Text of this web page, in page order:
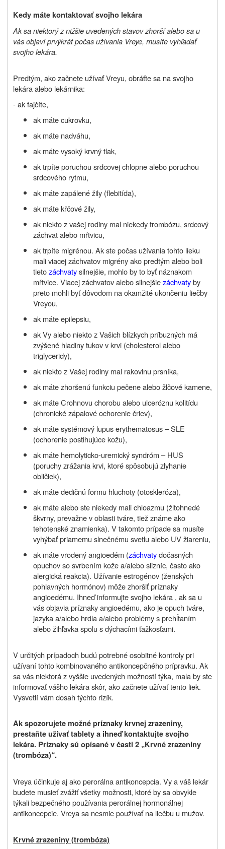
Kedy máte kontaktovať svojho lekára
Ak sa niektorý z nižšie uvedených stavov zhorší alebo sa u
vás objaví prvýkrát počas užívania Vreye, musíte vyhľadať
svojho lekára.
Predtým, ako začnete užívať Vreyu, obráťte sa na svojho
lekára alebo lekárnika:
- ak fajčíte,
ak máte cukrovku,
ak máte nadváhu,
ak máte vysoký krvný tlak,
ak trpíte poruchou srdcovej chlopne alebo poruchou
srdcového rytmu,
ak máte zapálené žily (flebitída),
ak máte kŕčové žily,
ak niekto z vašej rodiny mal niekedy trombózu, srdcový
záchvat alebo mŕtvicu,
ak trpíte migrénou. Ak ste počas užívania tohto lieku
mali viacej záchvatov migrény ako predtým alebo boli
tietozáchvatysilnejšie, mohlo by to byť náznakom
mŕtvice. Viacej záchvatov alebo silnejšiezáchvatyby
preto mohli byť dôvodom na okamžité ukončeniu liečby
Vreyou.
ak máte epilepsiu,
ak Vy alebo niekto z Vašich blízkych príbuzných má
zvýšené hladiny tukov v krvi (cholesterol alebo
triglyceridy),
ak niekto z Vašej rodiny mal rakovinu prsníka,
ak máte zhoršenú funkciu pečene alebo žlčové kamene,
ak máte Crohnovu chorobu alebo ulceróznu kolitídu
(chronické zápalové ochorenie čriev),
ak máte systémový lupus erythematosus – SLE
(ochorenie postihujúce kožu),
ak máte hemolyticko-uremický syndróm – HUS
(poruchy zrážania krvi, ktoré spôsobujú zlyhanie
obličiek),
ak máte dedičnú formu hluchoty (otoskleróza),
ak máte alebo ste niekedy mali chloazmu (žltohnedé
škvrny, prevažne v oblasti tváre, tiež známe ako
tehotenské znamienka). V takomto prípade sa musíte
vyhýbať priamemu slnečnému svetlu alebo UV žiareniu,
ak máte vrodený angioedém (záchvatydočasných
opuchov so svrbením kože a/alebo slizníc, často ako
alergická reakcia). Užívanie estrogénov (ženských
pohlavných hormónov) môže zhoršiť príznaky
angioedému. Ihneď informujte svojho lekára , ak sa u
vás objavia príznaky angioedému, ako je opuch tváre,
jazyka a/alebo hrdla a/alebo problémy s prehĺtaním
alebo žihľavka spolu s dýchacími ťažkosťami.
V určitých prípadoch budú potrebné osobitné kontroly pri
užívaní tohto kombinovaného antikoncepčného prípravku. Ak
sa vás niektorá z vyššie uvedených možností týka, mala by ste
informovať vášho lekára skôr, ako začnete užívať tento liek.
Vysvetlí vám dosah týchto rizík.
Ak spozorujete možné príznaky krvnej zrazeniny,
prestaňte užívať tablety a ihneď kontaktujte svojho
lekára. Príznaky sú opísané v časti 2 „Krvné zrazeniny
(trombóza)“.
Vreya účinkuje aj ako perorálna antikoncepcia. Vy a váš lekár
budete musieť zvážiť všetky možnosti, ktoré by sa obvykle
týkali bezpečného používania perorálnej hormonálnej
antikoncepcie. Vreya sa nesmie používať na liečbu u mužov.
Krvné zrazeniny (trombóza)